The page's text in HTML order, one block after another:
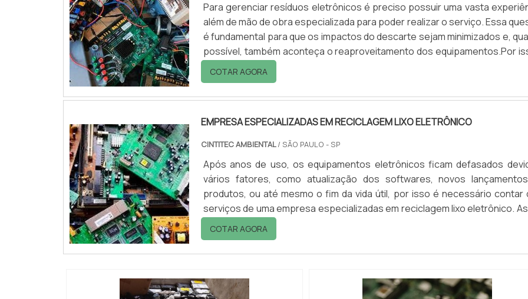
Para gerenciar resíduos eletrônicos é preciso possuir uma vasta
além de mão de obra especializada para poder realizar o serviço. Essa
é fundamental para que os impactos do descarte sejam minimizados e,
possível, também aconteça o reaproveitamento dos equipamentos.Por
preciso contar com uma empresa de lixo eletrônico reconhecida e que
legalizada junto aos órgãos que regulamentam o setor. Existem al...
COTAR AGORA
EMPRESA ESPECIALIZADAS EM RECICLAGEM LIXO ELETRÔNICO
CINTITEC AMBIENTAL/ SÃO PAULO - SP
Após anos de uso, os equipamentos eletrônicos ficam defasados
vários fatores, como atualização dos softwares, novos
produtos, ou até mesmo o fim da vida útil, por isso é necessário contar
serviços de uma empresa especializadas em reciclagem lixo eletrônico.
quando o consumidor decide comprar um novo aparelho, é necessário que
pense em dar o destino correto para o antigo. Detalhes e características ...
COTAR AGORA